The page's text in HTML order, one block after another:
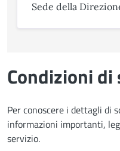
Sede della
Condizioni di
Per conoscere i dettagli di
informazioni importanti,
servizio.